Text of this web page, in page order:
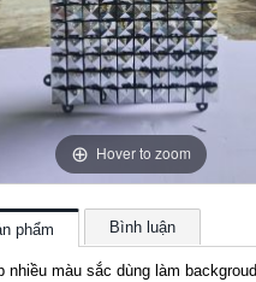
Hover to zoom
phẩm Bình luận
nhiều màu sắc dùng làm